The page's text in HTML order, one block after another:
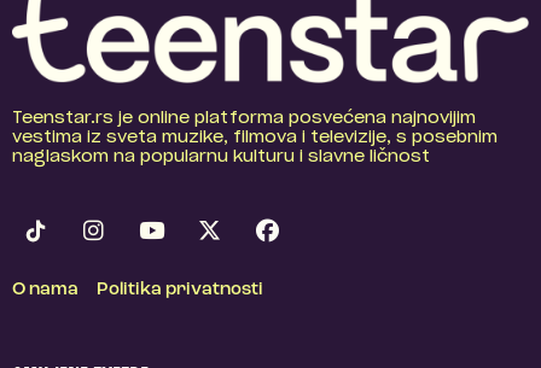
Teenstar.rs je online platforma posvećena najnovijim
vestima iz sveta muzike, filmova i televizije, s posebnim
naglaskom na popularnu kulturu i slavne ličnost
O nama Politika privatnosti